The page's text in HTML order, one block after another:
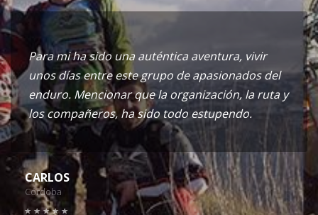
Para mi ha sido una auténtica aventura, vivir
unos días entre este grupo de apasionados del
enduro. Mencionar que la organización, la ruta y
los compañeros, ha sido todo estupendo.
CARLOS
Córdoba